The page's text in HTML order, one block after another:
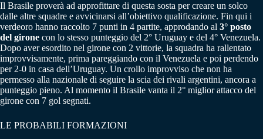
Il Brasile proverà ad approfittare di questa sosta per creare un solco
dalle altre squadre e avvicinarsi all’obiettivo qualificazione. Fin qui i
verdeoro hanno raccolto 7 punti in 4 partite, approdando al 3° posto
del girone con lo stesso punteggio del 2° Uruguay e del 4° Venezuela.
Dopo aver esordito nel girone con 2 vittorie, la squadra ha rallentato
improvvisamente, prima pareggiando con il Venezuela e poi perdendo
per 2-0 in casa dell’Uruguay. Un crollo improvviso che non ha
permesso alla nazionale di seguire la scia dei rivali argentini, ancora a
punteggio pieno. Al momento il Brasile vanta il 2° miglior attacco del
girone con 7 gol segnati.
LE PROBABILI FORMAZIONI